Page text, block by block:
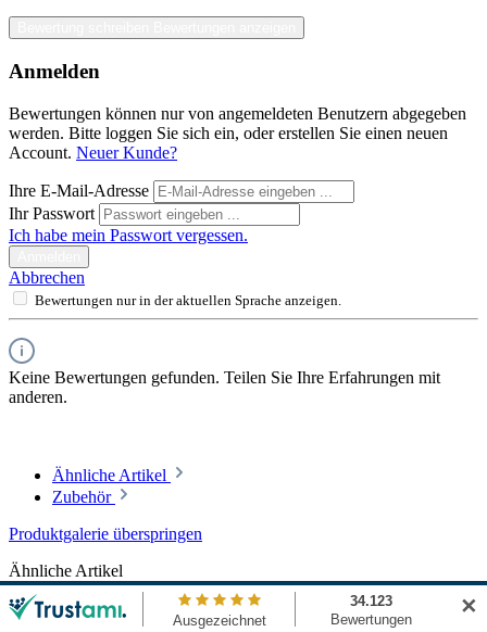
Anmelden
Bewertungen können nur von angemeldeten Benutzern abgegeben
werden. Bitte loggen Sie sich ein, oder erstellen Sie einen neuen
Account. Neuer Kunde?
Ihre E-Mail-Adresse
Ihr Passwort
Ich habe mein Passwort vergessen.
Abbrechen
Bewertungen nur in der aktuellen Sprache anzeigen.
Keine Bewertungen gefunden. Teilen Sie Ihre Erfahrungen mit
anderen.
Ähnliche Artikel
Zubehör
Produktgalerie überspringen
Ähnliche Artikel
ANDROID DM Gauge Automatic 300m Blue AD714BKBU
✕